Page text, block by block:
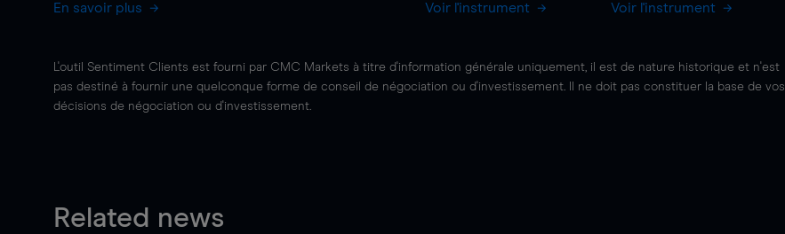
En savoir plus Voir l'instrument Voir l'instrument
L'outil Sentiment Clients est fourni par CMC Markets à titre d'information générale uniquement, il est de nature historique et n'est
pas destiné à fournir une quelconque forme de conseil de négociation ou d'investissement. Il ne doit pas constituer la base de vos
décisions de négociation ou d'investissement.
Related news